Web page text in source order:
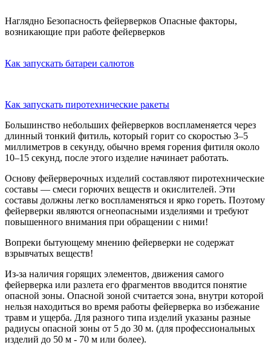
Наглядно Безопасность фейерверков Опасные факторы,
возникающие при работе фейерверков
Как запускать батареи салютов
Как запускать пиротехнические ракеты
Большинство небольших фейерверков воспламеняется через
длинный тонкий фитиль, который горит со скоростью 3–5
миллиметров в секунду, обычно время горения фитиля около
10–15 секунд, после этого изделие начинает работать.
Основу фейерверочных изделий составляют пиротехнические
составы — смеси горючих веществ и окислителей. Эти
составы должны легко воспламеняться и ярко гореть. Поэтому
фейерверки являются огнеопасными изделиями и требуют
повышенного внимания при обращении с ними!
Вопреки бытующему мнению фейерверки не содержат
взрывчатых веществ!
Из-за наличия горящих элементов, движения самого
фейерверка или разлета его фрагментов вводится понятие
опасной зоны. Опасной зоной считается зона, внутри которой
нельзя находиться во время работы фейерверка во избежание
травм и ущерба. Для разного типа изделий указаны разные
радиусы опасной зоны от 5 до 30 м. (для профессиональных
изделий до 50 м - 70 м или более).